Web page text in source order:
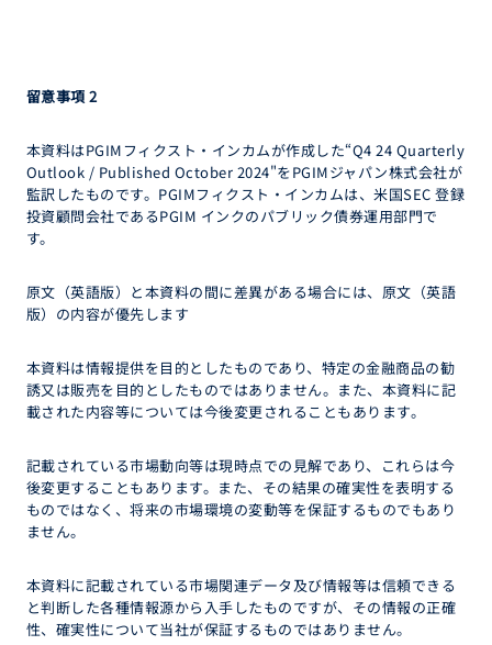
留意事項2
本資料はPGIMフィクスト・インカムが作成した“Q4 24 Quarterly
Outlook / Published October 2024"をPGIMジャパン株式会社が
監訳したものです。PGIMフィクスト・インカムは、米国SEC 登録
投資顧問会社であるPGIM インクのパブリック債券運用部門で
す。
原文（英語版）と本資料の間に差異がある場合には、原文（英語
版）の内容が優先します
本資料は情報提供を目的としたものであり、特定の金融商品の勧
誘又は販売を目的としたものではありません。また、本資料に記
載された内容等については今後変更されることもあります。
記載されている市場動向等は現時点での見解であり、これらは今
後変更することもあります。また、その結果の確実性を表明する
ものではなく、将来の市場環境の変動等を保証するものでもあり
ません。
本資料に記載されている市場関連データ及び情報等は信頼できる
と判断した各種情報源から入手したものですが、その情報の正確
性、確実性について当社が保証するものではありません。